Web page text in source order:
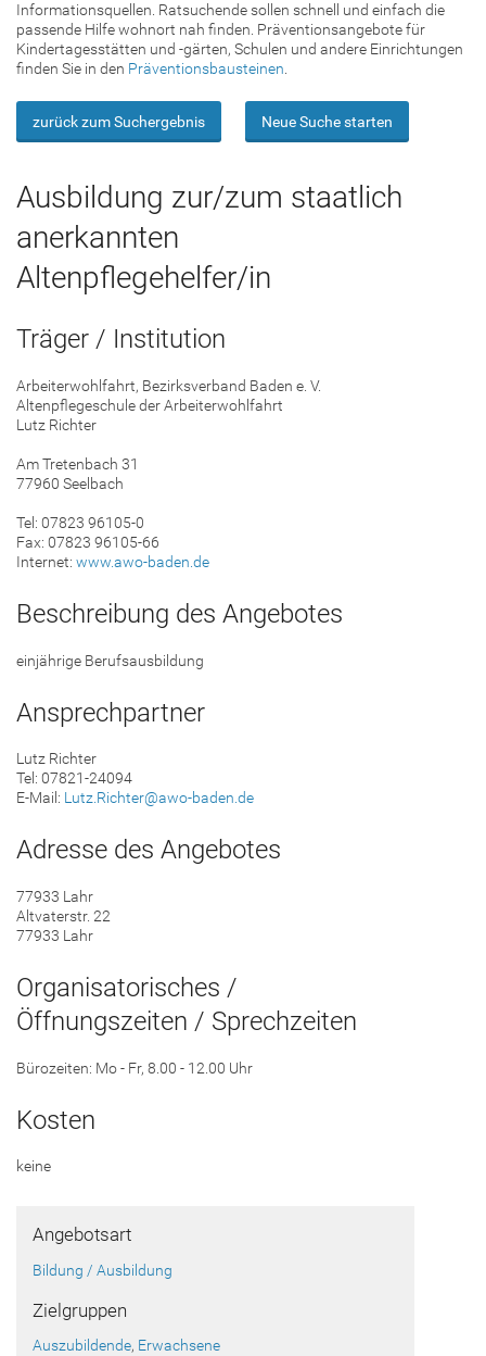
Informationsquellen. Ratsuchende sollen schnell und einfach die
passende Hilfe wohnort nah finden. Präventionsangebote für
Kindertagesstätten und -gärten, Schulen und andere Einrichtungen
finden Sie in den Präventionsbausteinen
zurück zum Suchergebnis Neue Suche starten
Ausbildung zur/zum staatlich
anerkannten
Altenpflegehelfer/in
Träger / Institution
Arbeiterwohlfahrt, Bezirksverband Baden e. V.
Altenpflegeschule der Arbeiterwohlfahrt
Lutz Richter
Am Tretenbach 31
77960 Seelbach
Tel: 07823 96105-0
Fax: 07823 96105-66
Internet: www.awo-baden.de
Beschreibung des Angebotes
einjährige Berufsausbildung
Ansprechpartner
Lutz Richter
Tel: 07821-24094
E-Mail: Lutz.Richter@awo-baden.de
Adresse des Angebotes
77933 Lahr
Altvaterstr. 22
77933 Lahr
Organisatorisches /
Öffnungszeiten / Sprechzeiten
Bürozeiten: Mo - Fr, 8.00 - 12.00 Uhr
Kosten
keine
Angebotsart
Bildung / Ausbildung
Zielgruppen
Auszubildende, Erwachsene